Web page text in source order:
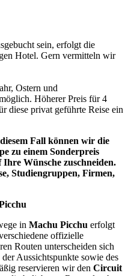
sein, erfolgt die
Hotel. Gern vermitteln wir
Ostern und
Höherer Preis für 4
diese privat geführte Reise ein
Fall können wir die
zu einem Sonderpreis
Wünsche zuschneiden.
Studiengruppen, Firmen,
in Machu Picchu erfolgt
offizielle
Routen unterscheiden sich
Aussichtspunkte sowie des
reservieren wir den Circuit